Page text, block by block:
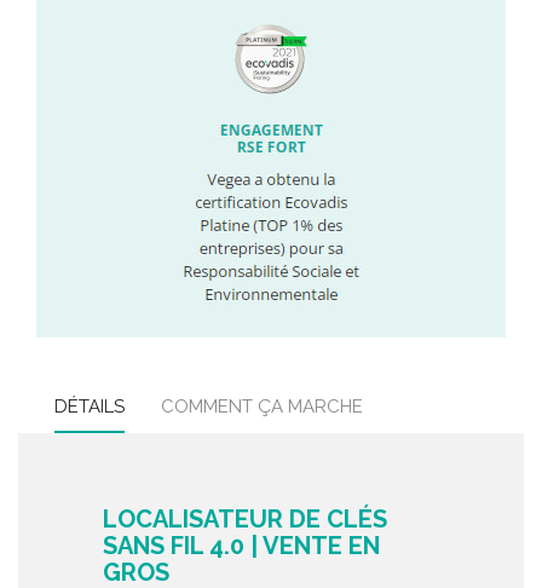
DÉTAILS COMMENT ÇA MARCHE
LOCALISATEUR DE CLÉS
SANS FIL 4.0 | VENTE EN
GROS